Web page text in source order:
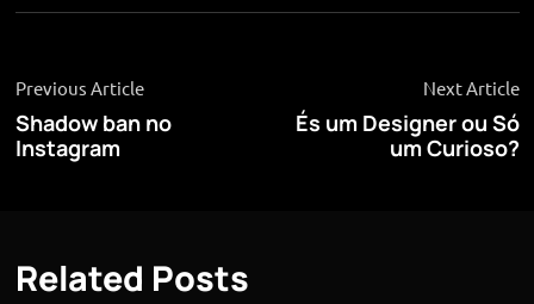
Previous Article
Shadow ban no
Instagram
Next Article
És um Designer ou Só
um Curioso?
Related Posts